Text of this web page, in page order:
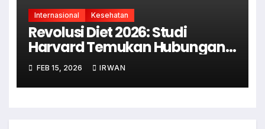
Internasional Kesehatan
Revolusi Diet 2026: Studi
Harvard Temukan Hubungan
Erat Mikrobioma Usus dengan
Penyakit Jantung
FEB 15, 2026 IRWAN